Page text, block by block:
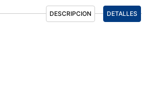
DESCRIPCION DETALLES